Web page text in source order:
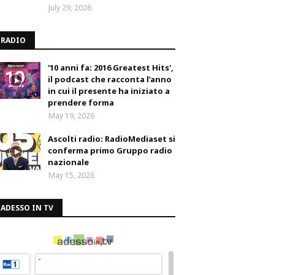
July 29, 2026
RADIO
'10 anni fa: 2016 Greatest Hits',
il podcast che racconta l’anno
in cui il presente ha iniziato a
prendere forma
May 19, 2026
Ascolti radio: RadioMediaset si
conferma primo Gruppo radio
nazionale
May 15, 2026
ADESSO IN TV